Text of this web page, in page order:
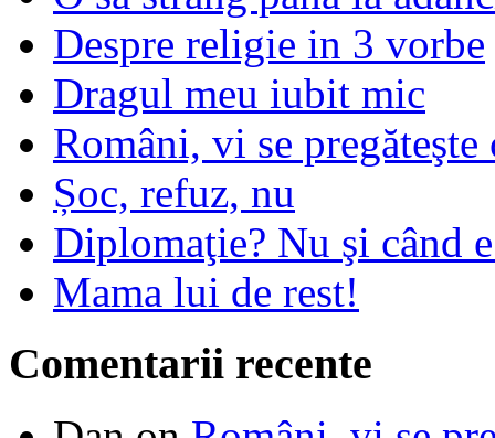
Despre religie in 3 vorbe
Dragul meu iubit mic
Români, vi se pregăteşte
Șoc, refuz, nu
Diplomaţie? Nu şi când
Mama lui de rest!
Comentarii recente